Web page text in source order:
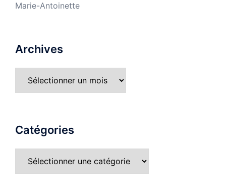
Marie-Antoinette
Archives
Catégories